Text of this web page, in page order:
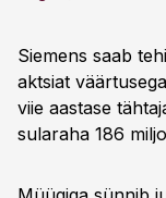
Siemens saab
aktsiat
viie aastase
sularaha 186